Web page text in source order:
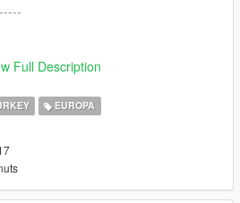
Full Description
EUROPA